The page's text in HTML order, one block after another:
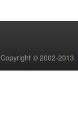
Copyright © 2002-2013